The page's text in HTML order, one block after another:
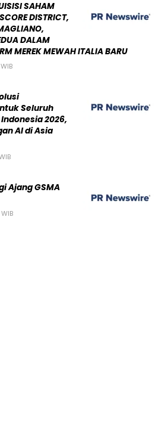
SAHAM
DISTRICT,
DALAM
MEREK MEWAH ITALIA BARU
Seluruh
2026,
AI di Asia
Ajang GSMA